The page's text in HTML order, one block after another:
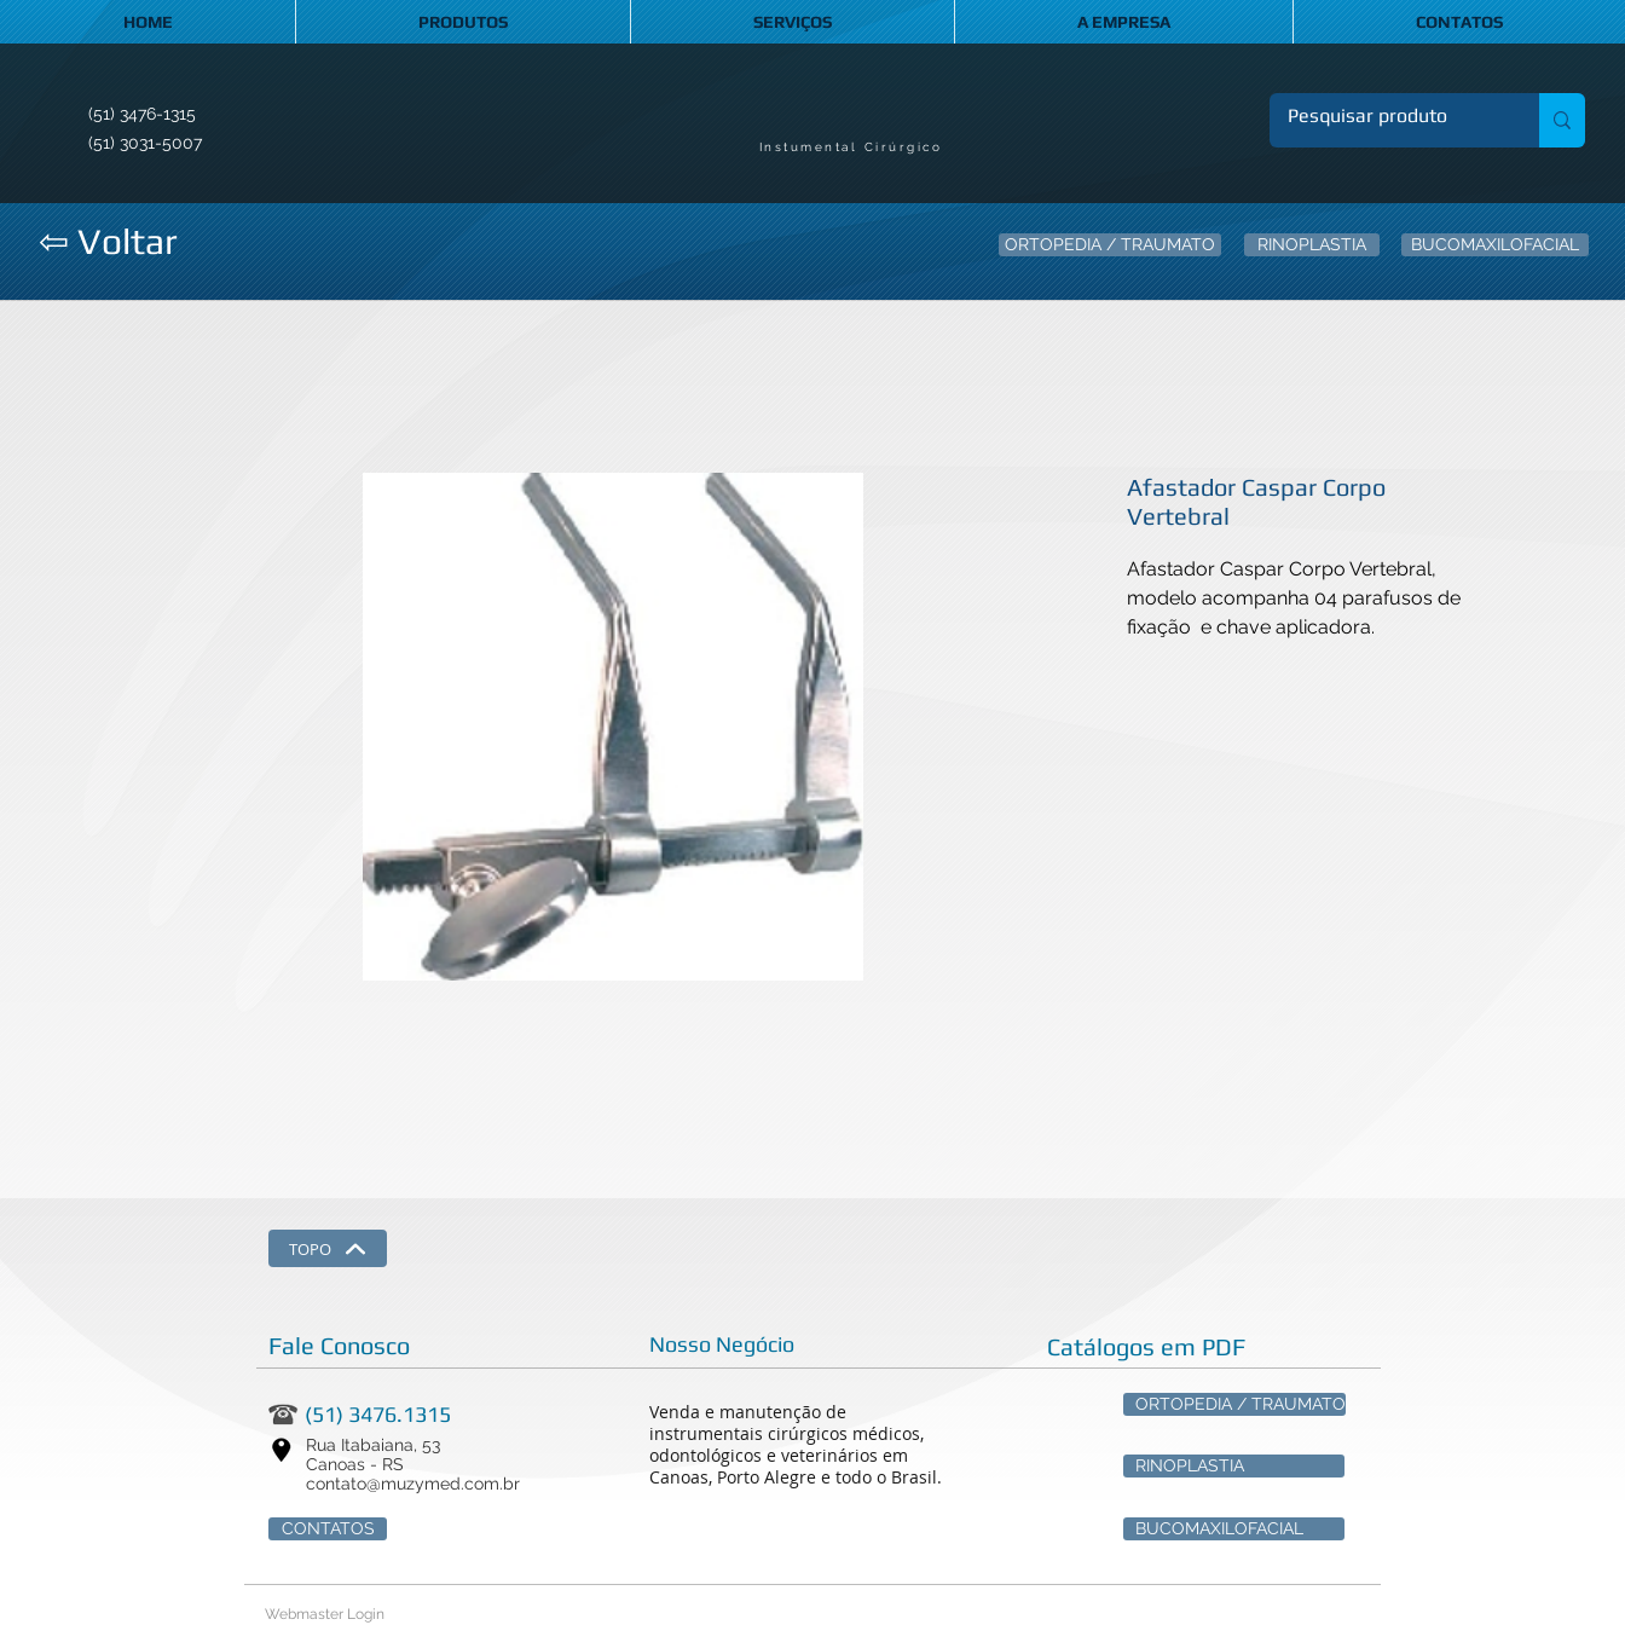
HOME PRODUTOS SERVIÇOS A EMPRESA CONTATOS
(51) 3476-1315
(51) 3031-5007
Instumental Cirúrgico
⇦ Voltar ORTOPEDIA / TRAUMATO RINOPLASTIA BUCOMAXILOFACIAL
Afastador Caspar Corpo
Vertebral
Afastador Caspar Corpo Vertebral,
modelo acompanha 04 parafusos de
fixação e chave aplicadora.
Fale Conosco
Rua Itabaiana, 53
Canoas - RS
contato@muzymed.com.br
Webmaster Login
(51) 3476.1315
Venda e manutenção de
instrumentais cirúrgicos médicos,
odontológicos e veterinários em
Canoas, Porto Alegre e todo o Brasil.
Nosso Negócio
CONTATOS
Catálogos em PDF
RINOPLASTIA
BUCOMAXILOFACIAL
ORTOPEDIA / TRAUMATO
TOPO